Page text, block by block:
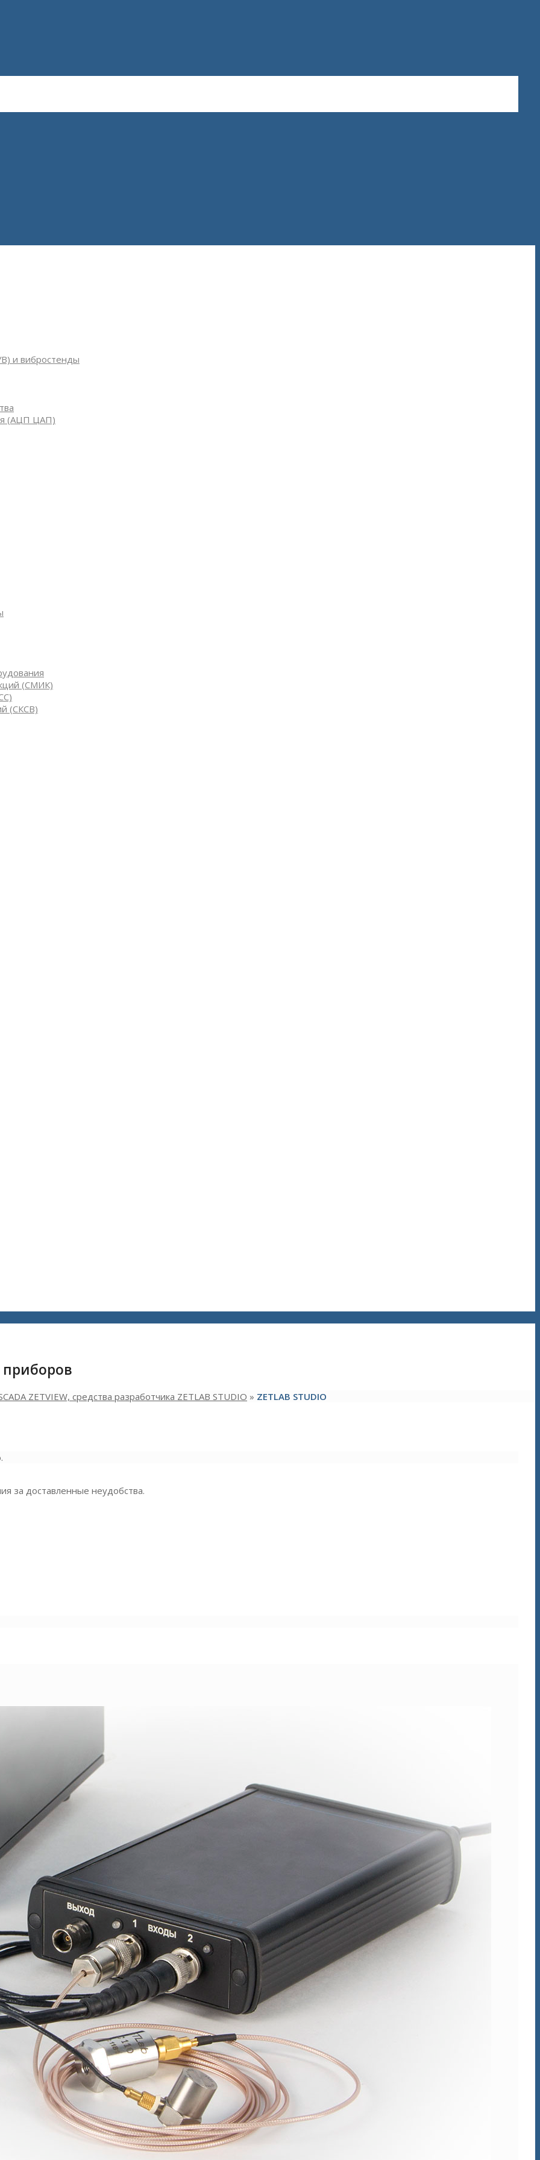
и вибростенды
(АЦП ЦАП)
(СМИК)
(СКСВ)
приборов
ZETVIEW, средства разработчика ZETLAB STUDIO » ZETLAB STUDIO
за доставленные неудобства.